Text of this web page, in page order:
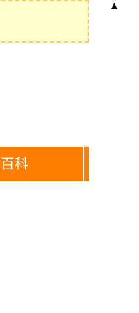
百科
▲